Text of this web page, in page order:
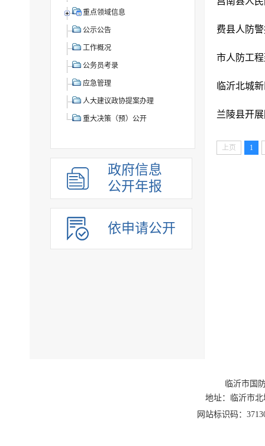
重点领域信息
公示公告
工作概况
公务员考录
应急管理
人大建议政协提案办理
重大决策（预）公开
政府信息
公开年报
依申请公开
费县人防
市人防工
临沂北城
兰陵县开
上页 1
临沂市国
地址：临沂市
网站标识码：